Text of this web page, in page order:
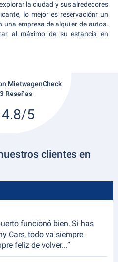
la ciudad y sus alrededores
lo mejor es reservaciónr un
una empresa de alquiler de autos.
al máximo de su estancia en
MietwagenCheck
Reseñas
5
clientes en
funcionó bien. Si has
Cars, todo va siempre
feliz de volver...”